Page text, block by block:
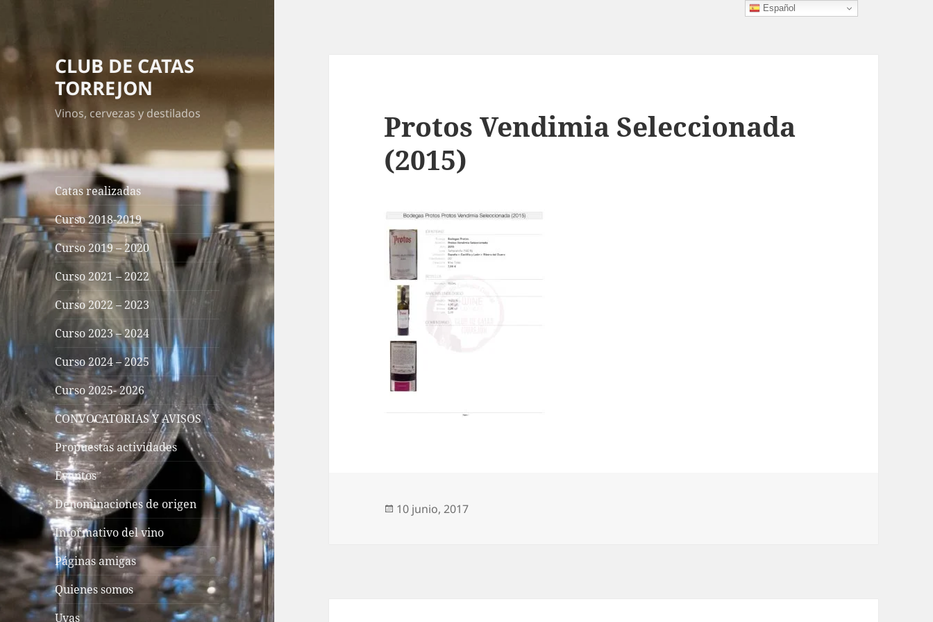
CLUB DE CATAS
TORREJON
Vinos, cervezas y destilados
Catas realizadas
Curso 2018-2019
Curso 2019 – 2020
Curso 2021 – 2022
Curso 2022 – 2023
Curso 2023 – 2024
Curso 2024 – 2025
Curso 2025- 2026
CONVOCATORIAS Y AVISOS
Propuestas actividades
Eventos
Denominaciones de origen
Informativo del vino
Páginas amigas
Quienes somos
Uvas
Protos Vendimia Seleccionada
(2015)
Publicado
10 junio, 2017
Español